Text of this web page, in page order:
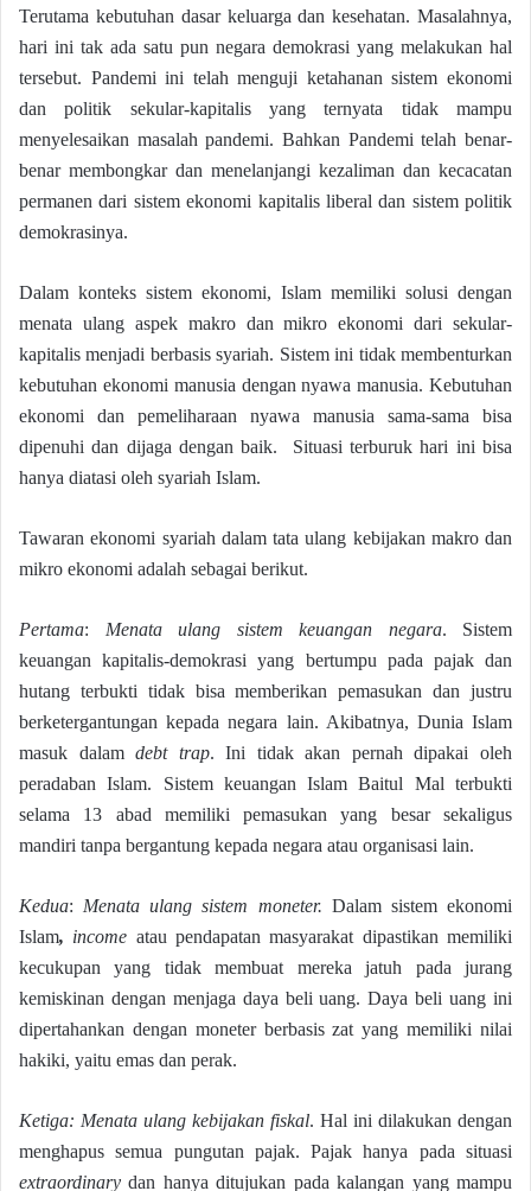
Terutama kebutuhan dasar keluarga dan kesehatan. Masalahnya,
hari ini tak ada satu pun negara demokrasi yang melakukan hal
tersebut. Pandemi ini telah menguji ketahanan sistem ekonomi
dan politik sekular-kapitalis yang ternyata tidak mampu
menyelesaikan masalah pandemi. Bahkan Pandemi telah benar-
benar membongkar dan menelanjangi kezaliman dan kecacatan
permanen dari sistem ekonomi kapitalis liberal dan sistem politik
demokrasinya.
Dalam konteks sistem ekonomi, Islam memiliki solusi dengan
menata ulang aspek makro dan mikro ekonomi dari sekular-
kapitalis menjadi berbasis syariah. Sistem ini tidak membenturkan
kebutuhan ekonomi manusia dengan nyawa manusia. Kebutuhan
ekonomi dan pemeliharaan nyawa manusia sama-sama bisa
dipenuhi dan dijaga dengan baik. Situasi terburuk hari ini bisa
hanya diatasi oleh syariah Islam.
Tawaran ekonomi syariah dalam tata ulang kebijakan makro dan
mikro ekonomi adalah sebagai berikut.
Pertama: Menata ulang sistem keuangan negara. Sistem
keuangan kapitalis-demokrasi yang bertumpu pada pajak dan
hutang terbukti tidak bisa memberikan pemasukan dan justru
berketergantungan kepada negara lain. Akibatnya, Dunia Islam
masuk dalamdebt trap. Ini tidak akan pernah dipakai oleh
peradaban Islam. Sistem keuangan Islam Baitul Mal terbukti
selama 13 abad memiliki pemasukan yang besar sekaligus
mandiri tanpa bergantung kepada negara atau organisasi lain.
Kedua: Menata ulang sistem moneter. Dalam sistem ekonomi
Islam, income atau pendapatan masyarakat dipastikan memiliki
kecukupan yang tidak membuat mereka jatuh pada jurang
kemiskinan dengan menjaga daya beli uang. Daya beli uang ini
dipertahankan dengan moneter berbasis zat yang memiliki nilai
hakiki, yaitu emas dan perak.
Ketiga: Menata ulang kebijakan fiskal. Hal ini dilakukan dengan
menghapus semua pungutan pajak. Pajak hanya pada situasi
extraordinary dan hanya ditujukan pada kalangan yang mampu